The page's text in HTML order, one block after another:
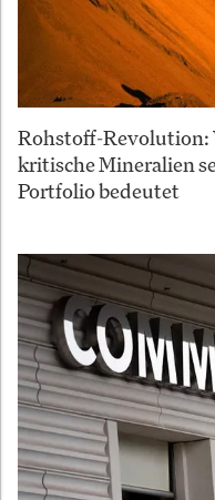
Rohstoff-Revolution:
kritische Mineralien
Portfolio bedeutet